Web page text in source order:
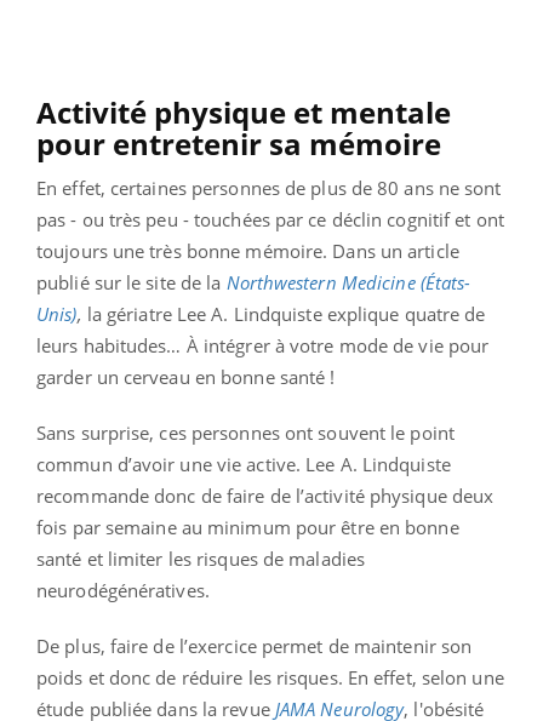
Activité physique et mentale
pour entretenir sa mémoire
En effet, certaines personnes de plus de 80 ans ne sont
pas - ou très peu - touchées par ce déclin cognitif et ont
toujours une très bonne mémoire. Dans un article
publié sur le site de la Northwestern Medicine (États-
Unis), la gériatre Lee A. Lindquiste explique quatre de
leurs habitudes… À intégrer à votre mode de vie pour
garder un cerveau en bonne santé !
Sans surprise, ces personnes ont souvent le point
commun d’avoir une vie active. Lee A. Lindquiste
recommande donc de faire de l’activité physique deux
fois par semaine au minimum pour être en bonne
santé et limiter les risques de maladies
neurodégénératives.
De plus, faire de l’exercice permet de maintenir son
poids et donc de réduire les risques. En effet, selon une
étude publiée dans la revue JAMA Neurology, l'obésité